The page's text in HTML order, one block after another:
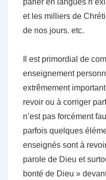
et les milliers de
de nos jours. etc.
Il est primordial de
enseignement
extrêmement
revoir ou à corriger
n’est pas forcément
parfois quelques
enseignés sont à
parole de Dieu et
bonté de Dieu »